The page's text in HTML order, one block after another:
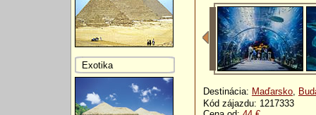
Destinácia: Maďarsko,
Kód zájazdu: 1217333
Exotika